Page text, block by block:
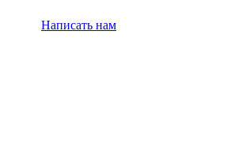
Написать нам